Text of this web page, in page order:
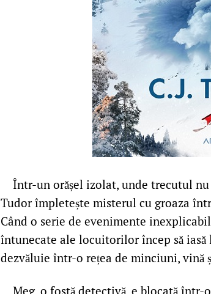
Într-un orășel izolat, unde trecutul nu
Tudor împletește misterul cu groaza
Când o serie de evenimente
întunecate ale locuitorilor încep să
dezvăluie într-o rețea de minciuni, vină
Meg, o fostă detectivă, e blocată într-